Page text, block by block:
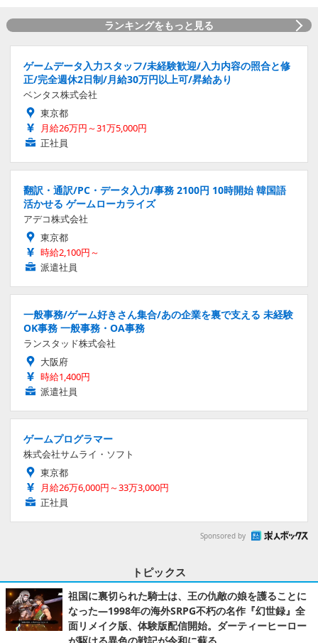
ランキングをもっと見る
ゲームデータ入力スタッフ/未経験歓迎/入力内容の照合と修
正/完全週休2日制/月給30万円以上可/昇給あり
ベンタス株式会社
東京都
月給26万円～31万5,000円
正社員
翻訳・通訳/PC・データ入力/事務 2100円 10時開始 韓国語
活かせる ゲームローカライズ
アデコ株式会社
東京都
時給2,100円～
派遣社員
一般事務/ゲーム好きさん集合/あの企業を裏で支える 未経験
OK事務 一般事務・OA事務
ランスタッド株式会社
大阪府
時給1,400円
派遣社員
ゲームプログラマー
株式会社サムライ・ソフト
東京都
月給26万6,000円～33万3,000円
正社員
Sponsored by
トピックス
祖国に裏切られた騎士は、王の仇敵の娘を護ることに
なった―1998年の海外SRPG不朽の名作『幻世録』全
面リメイク版、体験版配信開始。ダーティーヒーロー
が駆ける異色の戦記が令和に蘇る